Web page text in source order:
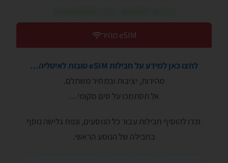
eSIM מהיר
לחצו כאן למידע על חבילות eSIM טובות לאיטליה…
מהירות, יציבות ובמחיר משתלם.
אל תסתמכו על סים מקומי…
זכרו להוסיף חבילות עבור כל הנוסעים, ונפח גלישה נוסף
בחבילה של הנוסע הראשי.